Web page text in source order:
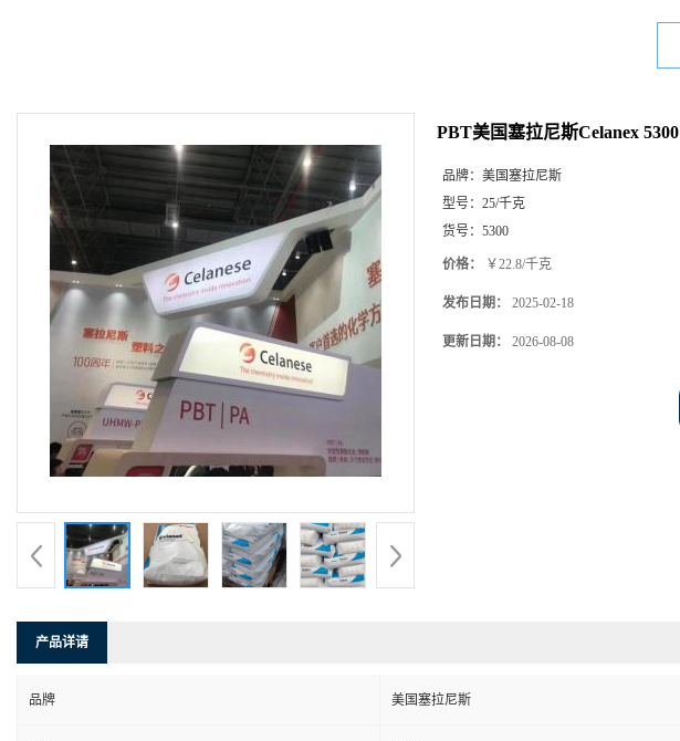
PBT美国塞拉尼斯Celanex 5300
品牌： 美国塞拉尼斯
型号： 25/千克
货号： 5300
价格： ￥22.8/千克
发布日期： 2025-02-18
更新日期： 2026-08-08
产品详请
品牌 美国塞拉尼斯